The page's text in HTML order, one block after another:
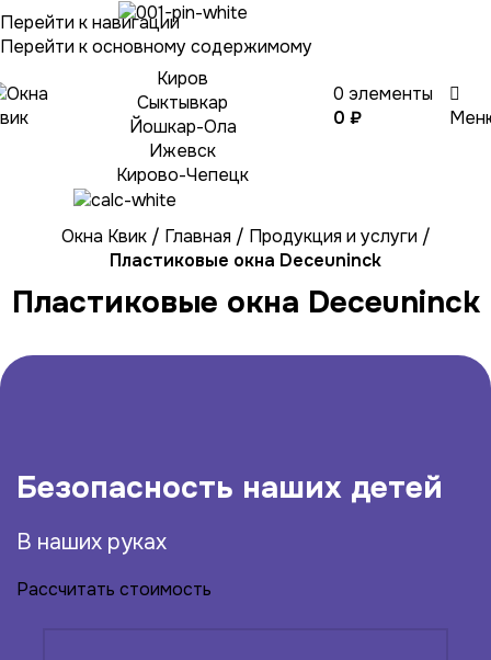
Перейти к навигации
Перейти к основному содержимому
Выберите город
Киров
Сыктывкар
Йошкар-Ола
Ижевск
Кирово-Чепецк
0 элементы
0 ₽
Окна Квик/ Главная / Продукция и услуги /
Пластиковые окна Deceuninck
Пластиковые окна Deceuninck
Безопасность наших детей
В наших руках
Рассчитать стоимость